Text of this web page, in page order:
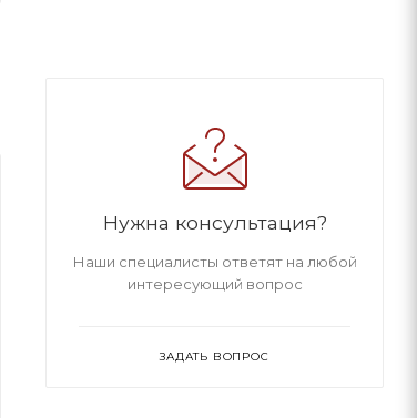
Нужна консультация?
Наши специалисты ответят на любой
интересующий вопрос
ЗАДАТЬ ВОПРОС